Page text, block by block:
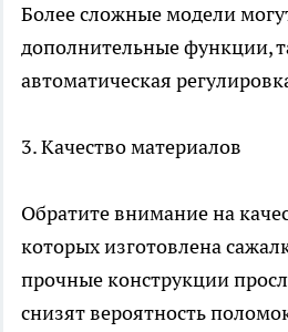
Более сложные модели
дополнительные функции,
автоматическая
3. Качество материалов
Обратите внимание на
которых изготовлена
прочные конструкции
снизят вероятность